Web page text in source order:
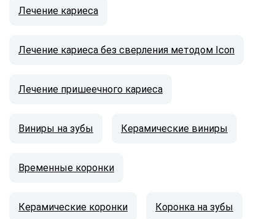
Лечение кариеса
Лечение кариеса без сверления методом Icon
Лечение пришеечного кариеса
Виниры на зубы Керамические виниры
Временные коронки
Керамические коронки Коронка на зубы